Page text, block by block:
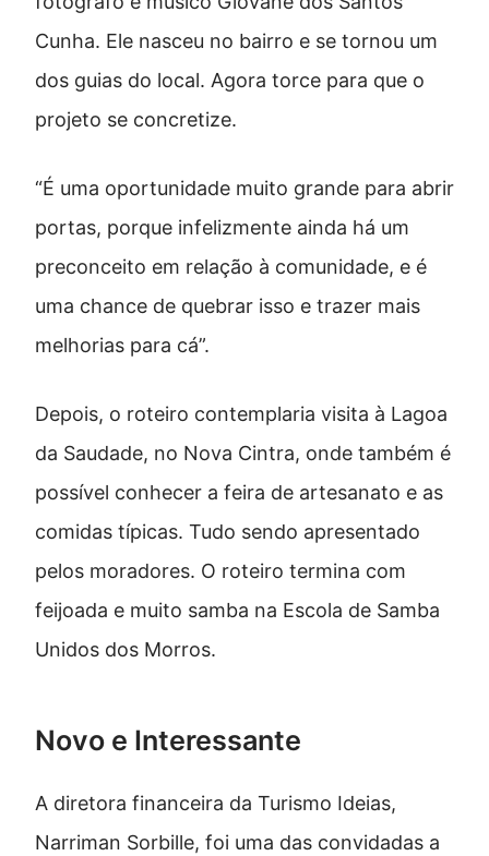
Cunha. Ele nasceu no bairro e se tornou um
dos guias do local. Agora torce para que o
projeto se concretize.
“É uma oportunidade muito grande para abrir
portas, porque infelizmente ainda há um
preconceito em relação à comunidade, e é
uma chance de quebrar isso e trazer mais
melhorias para cá”.
Depois, o roteiro contemplaria visita à Lagoa
da Saudade, no Nova Cintra, onde também é
possível conhecer a feira de artesanato e as
comidas típicas. Tudo sendo apresentado
pelos moradores. O roteiro termina com
feijoada e muito samba na Escola de Samba
Unidos dos Morros.
Novo e Interessante
A diretora financeira da Turismo Ideias,
Narriman Sorbille, foi uma das convidadas a